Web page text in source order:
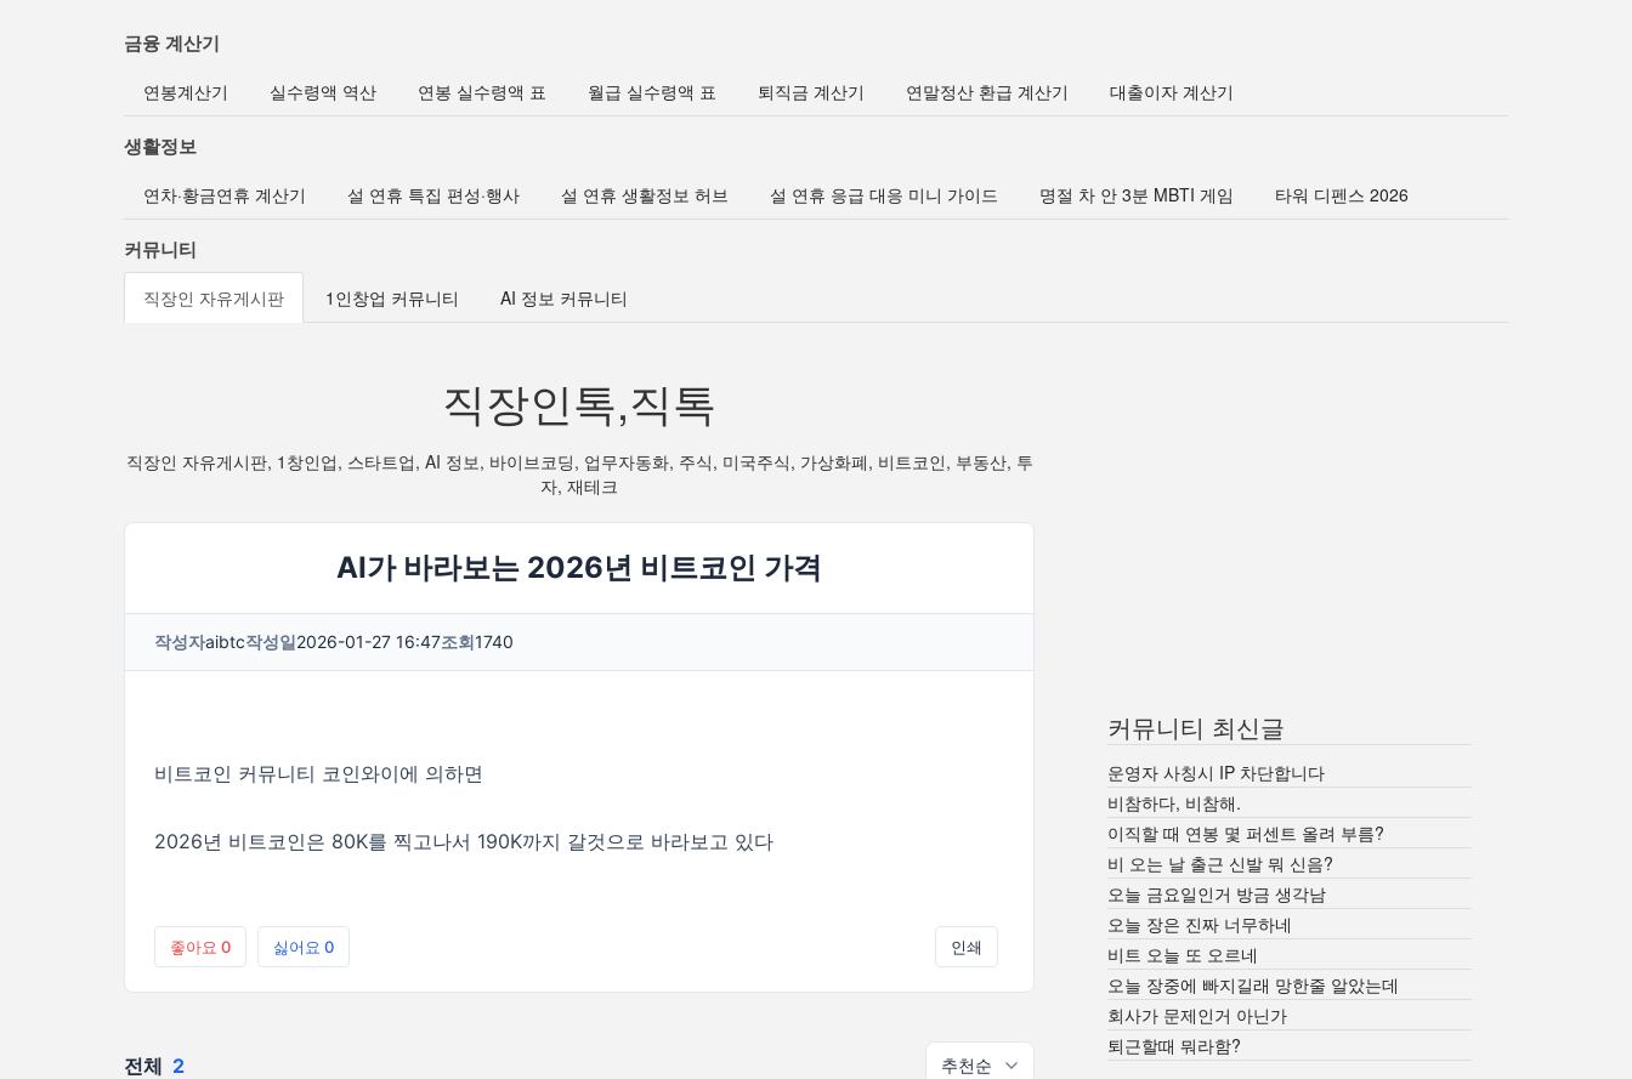
금융 계산기
연봉계산기 실수령액 역산 연봉 실수령액 표 월급 실수령액 표 퇴직금 계산기 연말정산 환급 계산기 대출이자 계산기
생활정보
연차·황금연휴 계산기 설 연휴 특집 편성·행사 설 연휴 생활정보 허브 설 연휴 응급 대응 미니 가이드 명절 차 안 3분 MBTI 게임 타워 디펜스 2026
커뮤니티
직장인 자유게시판 1인창업 커뮤니티 AI 정보 커뮤니티
직장인톡,직톡
직장인 자유게시판, 1창인업, 스타트업, AI 정보, 바이브코딩, 업무자동화, 주식, 미국주식, 가상화폐, 비트코인, 부동산, 투
자, 재테크
AI가 바라보는 2026년 비트코인 가격
작성자aibtc작성일2026-01-27 16:47조회1740
비트코인 커뮤니티 코인와이에 의하면
2026년 비트코인은 80K를 찍고나서 190K까지 갈것으로 바라보고 있다
좋아요 0 싫어요 0 인쇄
전체 2
커뮤니티 최신글
운영자 사칭시 IP 차단합니다
비참하다, 비참해.
이직할 때 연봉 몇 퍼센트 올려 부름?
비 오는 날 출근 신발 뭐 신음?
오늘 금요일인거 방금 생각남
오늘 장은 진짜 너무하네
비트 오늘 또 오르네
오늘 장중에 빠지길래 망한줄 알았는데
회사가 문제인거 아닌가
퇴근할때 뭐라함?